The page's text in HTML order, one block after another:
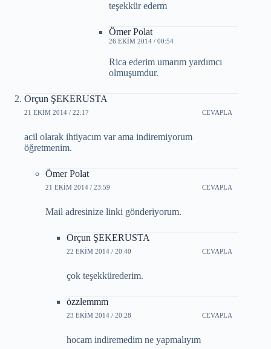
teşekkür ederm
Ömer Polat
26 EKIM 2014 / 00:54
Rica ederim umarım yardımcı
olmuşumdur.
Orçun ŞEKERUSTA
21 EKIM 2014 / 22:17 CEVAPLA
acil olarak ihtiyacım var ama indiremiyorum
öğretmenim.
Ömer Polat
21 EKIM 2014 / 23:59 CEVAPLA
Mail adresinize linki gönderiyorum.
Orçun ŞEKERUSTA
22 EKIM 2014 / 20:40 CEVAPLA
çok teşekkürederim.
özzlemmm
23 EKIM 2014 / 20:28 CEVAPLA
hocam indiremedim ne yapmalıyım